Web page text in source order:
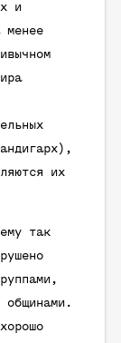
и
менее
их
так
общинами.